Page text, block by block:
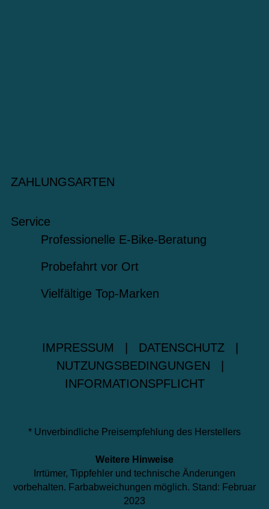
ZAHLUNGSARTEN
Service
Professionelle E-Bike-Beratung
Probefahrt vor Ort
Vielfältige Top-Marken
IMPRESSUM DATENSCHUTZ
NUTZUNGSBEDINGUNGEN
INFORMATIONSPFLICHT
* Unverbindliche Preisempfehlung des Herstellers
Weitere Hinweise
Irrtümer, Tippfehler und technische Änderungen
vorbehalten. Farbabweichungen möglich. Stand: Februar
2023